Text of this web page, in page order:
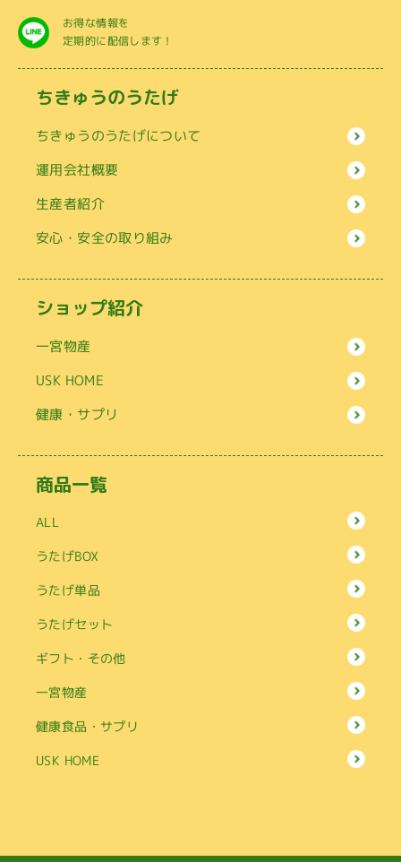
お得な情報を
定期的に配信します！
ちきゅうのうたげ
ちきゅうのうたげについて
運用会社概要
生産者紹介
安心・安全の取り組み
ショップ紹介
一宮物産
USK HOME
健康・サプリ
商品一覧
ALL
うたげBOX
うたげ単品
うたげセット
ギフト・その他
一宮物産
健康食品・サプリ
USK HOME